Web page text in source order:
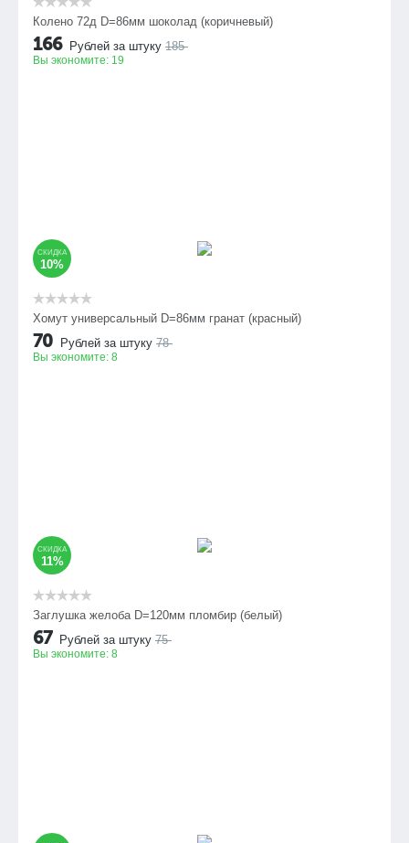
Колено 72д D=86мм шоколад (коричневый)
166 Рублей за штуку 185
Вы экономите: 19
СКИДКА
10%
Хомут универсальный D=86мм гранат (красный)
70 Рублей за штуку 78
Вы экономите: 8
СКИДКА
11%
Заглушка желоба D=120мм пломбир (белый)
67 Рублей за штуку 75
Вы экономите: 8